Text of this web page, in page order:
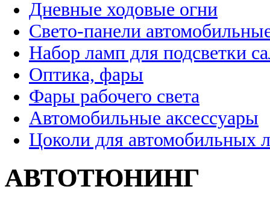
Дневные ходовые огни
Свето-панели
Набор ламп для подсветки
Оптика, фары
Фары рабочего света
Автомобильные аксессуары
Цоколи для автомобильных
АВТОТЮНИНГ